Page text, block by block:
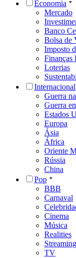
Economia
Mercado
Banco
Bolsa de
Imposto
Finanças
Loterias
Internacional
Guerra
Guerra
Estados
Europa
Ásia
África
Oriente
Rússia
China
Pop
BBB
Carnaval
Cinema
Música
Realities
Streaming
TV